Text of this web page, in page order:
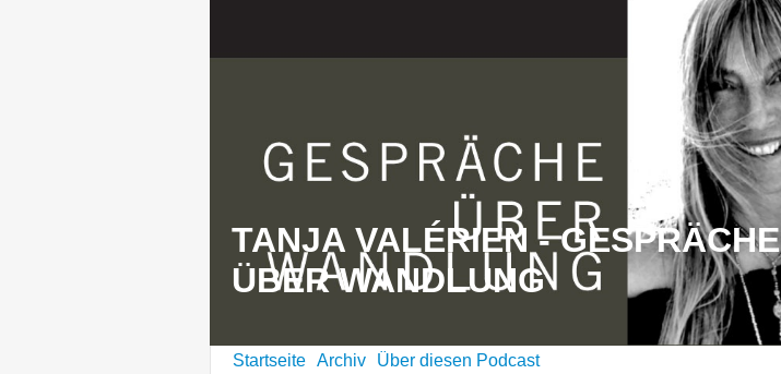
TANJA VALÉRIEN - GESPRÄCHE
ÜBER WANDLUNG
Startseite Archiv Über diesen Podcast